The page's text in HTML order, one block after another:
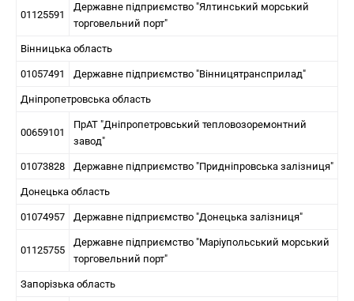
01125591
Державне підприємство "Ялтинський морський
торговельний порт"
Вінницька область
01057491 Державне підприємство "Вінницятрансприлад"
Дніпропетровська область
00659101
ПрАТ "Дніпропетровський тепловозоремонтний
завод"
01073828 Державне підприємство "Придніпровська залізниця"
Донецька область
01074957 Державне підприємство "Донецька залізниця"
01125755
Державне підприємство "Маріупольський морський
торговельний порт"
Запорізька область